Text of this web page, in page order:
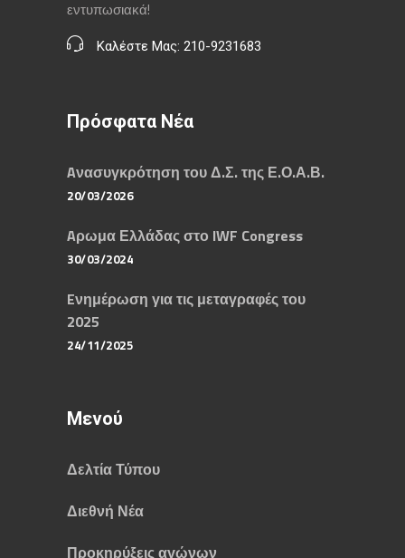
εντυπωσιακά!
Καλέστε Μας: 210-9231683
Πρόσφατα Νέα
Aνασυγκρότηση του Δ.Σ. της Ε.Ο.Α.Β.
20/03/2026
Aρωμα Ελλάδας στο IWF Congress
30/03/2024
Eνημέρωση για τις μεταγραφές του
2025
24/11/2025
Μενού
Δελτία Τύπου
Διεθνή Νέα
Προκηρύξεις αγώνων